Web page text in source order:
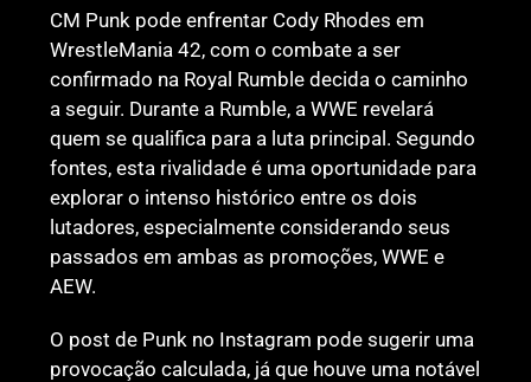
CM Punk pode enfrentar Cody Rhodes em
WrestleMania 42, com o combate a ser
confirmado na Royal Rumble decida o caminho
a seguir. Durante a Rumble, a WWE revelará
quem se qualifica para a luta principal. Segundo
fontes, esta rivalidade é uma oportunidade para
explorar o intenso histórico entre os dois
lutadores, especialmente considerando seus
passados em ambas as promoções, WWE e
AEW.
O post de Punk no Instagram pode sugerir uma
provocação calculada, já que houve uma notável